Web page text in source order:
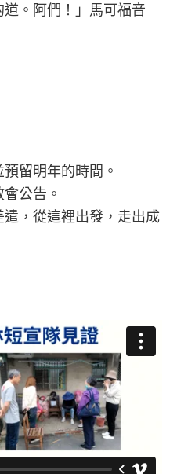
。阿們！」馬可福音
留明年的時間。
公告。
，從這裡出發，走出成